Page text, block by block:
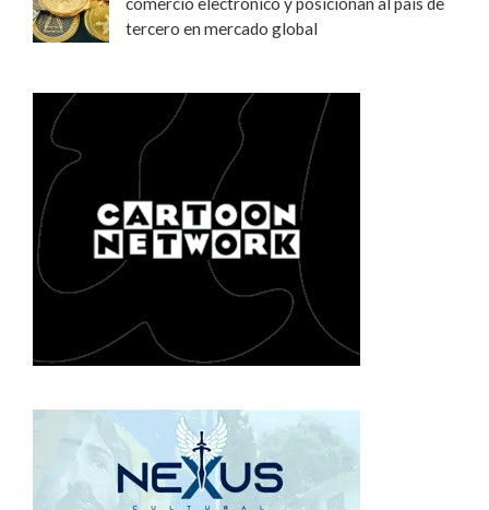
tercero en mercado global